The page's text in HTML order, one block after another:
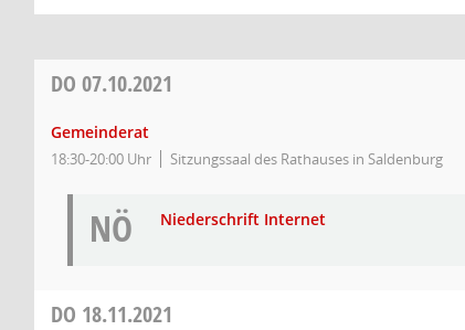
DO 07.10.2021
Gemeinderat
18:30-20:00 Uhr Sitzungssaal des Rathauses in Saldenburg
NÖ Niederschrift Internet
DO 18.11.2021